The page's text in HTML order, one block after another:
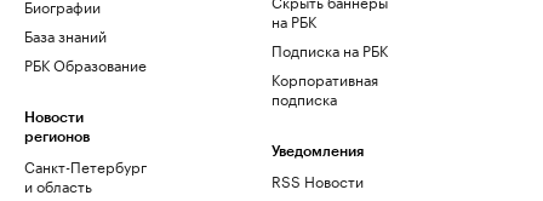
Биографии
База знаний
РБК Образование
Новости
регионов
Санкт-Петербург
и область
на РБК
Подписка на РБК
Корпоративная
подписка
Уведомления
RSS Новости